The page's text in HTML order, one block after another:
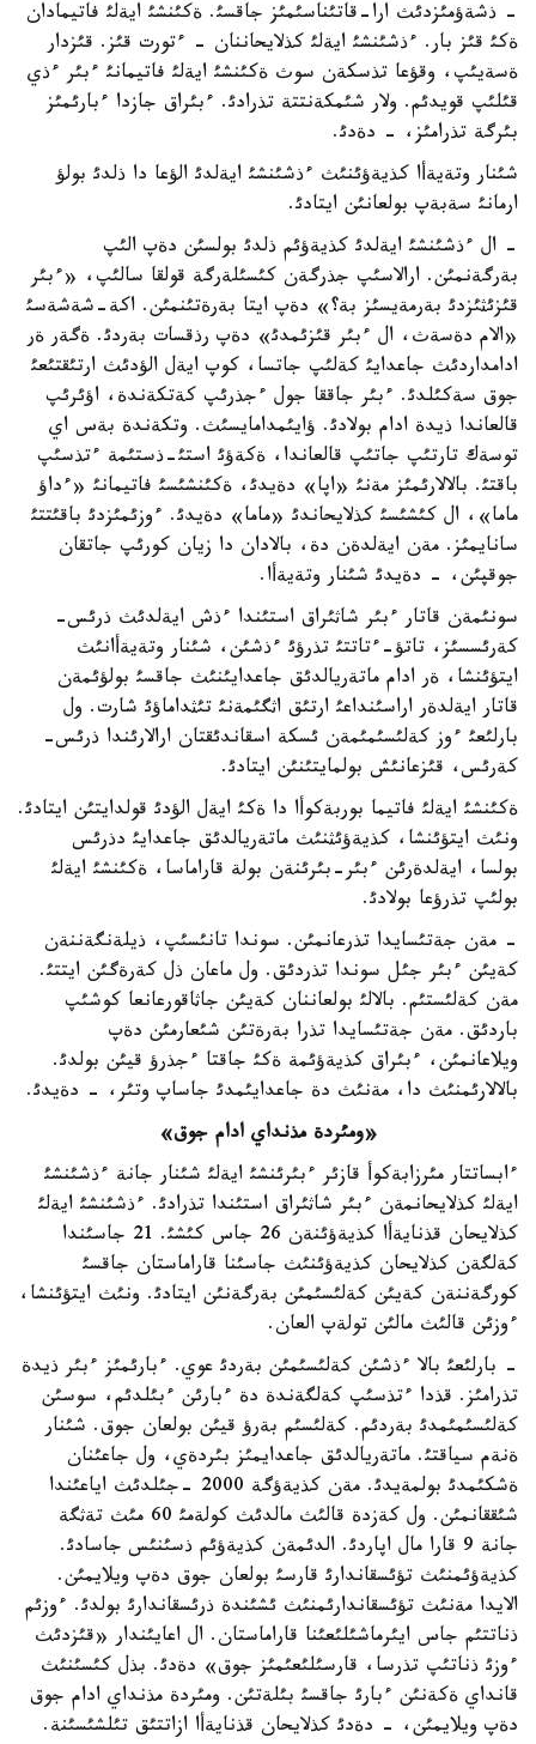
- ذشةؤمئزدئث ارا-قاتئناسئمئز جاقسئ. ةكئنشئ ايةلئ فاتيمادان
ةكئ قئز بار. ءذشئنشئ ايةلئ كذلايحاننان - ءتورت قئز. قئزدار
ةسةيئپ، وقؤعا تذسكةن سوث ةكئنشئ ايةلئ فاتيمانئ ءبئر ءذي
قئلئپ قويدئم. ولار شئمكةنتتة تذرادئ. ءبئراق جازدا ءبارئمئز
بئرگة تذرامئز، - دةدئ.
شئنار وتةيةأا كذيةؤئنئث ءذشئنشئ ايةلدئ الؤعا دا ذلدئ بولؤ
ارمانئ سةبةپ بولعانئن ايتادئ.
- ال ءذشئنشئ ايةلدئ كذيةؤئم ذلدئ بولسئن دةپ الئپ
بةرگةنمئن. ارالاسئپ جذرگةن كئسئلةرگة قولقا سالئپ، «ءبئر
قئزئثئزدئ بةرمةيسئز بة؟» دةپ ايتا بةرةتئنمئن. اكة-شةشةسئ
«الام دةسةث، ال ءبئر قئزئمدئ» دةپ رذقسات بةردئ. ةگةر ةر
ادامداردئث جاعدايئ كةلئپ جاتسا، كوپ ايةل الؤدئث ارتئقتئعئ
جوق سةكئلدئ. ءبئر جاققا جول ءجذرئپ كةتكةندة، اؤئرئپ
قالعاندا ذيدة ادام بولادئ. ؤايئمدامايسئث. وتكةندة بةس اي
توسةك تارتئپ جاتئپ قالعاندا، ةكةؤئ استئ-ذستئمة ءتذسئپ
باقتئ. بالالارئمئز مةنئ «اپا» دةيدئ، ةكئنشئسئ فاتيمانئ «ءداؤ
ماما»، ال كئشئسئ كذلايحاندئ «ماما» دةيدئ. ءوزئمئزدئ باقئتتئ
سانايمئز. مةن ايةلدةن دة، بالادان دا زيان كورئپ جاتقان
جوقپئن، - دةيدئ شئنار وتةيةأا.
سونئمةن قاتار ءبئر شاثئراق استئندا ءذش ايةلدئث ذرئس-
كةرئسسئز، تاتؤ-ءتاتتئ تذرؤئ ءذشئن، شئنار وتةيةأانئث
ايتؤئنشا، ةر ادام ماتةريالدئق جاعدايئنئث جاقسئ بولؤئمةن
قاتار ايةلدةر اراسئنداعئ ارتئق اثگئمةنئ تئثداماؤئ شارت. ول
بارلئعئ ءوز كةلئسئمئمةن ئسكة اسقاندئقتان ارالارئندا ذرئس-
كةرئس، قئزعانئش بولمايتئنئن ايتادئ.
ةكئنشئ ايةلئ فاتيما بوربةكوأا دا ةكئ ايةل الؤدئ قولدايتئن ايتادئ.
ونئث ايتؤئنشا، كذيةؤئثنئث ماتةريالدئق جاعدايئ دذرئس
بولسا، ايةلدةرئن ءبئر-بئرئنةن بولة قاراماسا، ةكئنشئ ايةلئ
بولئپ تذرؤعا بولادئ.
- مةن جةتئسايدا تذرعانمئن. سوندا تانئسئپ، ذيلةنگةننةن
كةيئن ءبئر جئل سوندا تذردئق. ول ماعان ذل كةرةگئن ايتتئ.
مةن كةلئستئم. بالالئ بولعاننان كةيئن جاثاقورعانعا كوشئپ
باردئق. مةن جةتئسايدا تذرا بةرةتئن شئعارمئن دةپ
ويلاعانمئن، ءبئراق كذيةؤئمة ةكئ جاقتا ءجذرؤ قيئن بولدئ.
بالالارئمنئث دا، مةنئث دة جاعدايئمدئ جاساپ وتئر، - دةيدئ.
«ومئردة مذنداي ادام جوق»
ءابساتتار مئرزابةكوأ قازئر ءبئرئنشئ ايةلئ شئنار جانة ءذشئنشئ
ايةلئ كذلايحانمةن ءبئر شاثئراق استئندا تذرادئ. ءذشئنشئ ايةلئ
كذلايحان قذنايةأا كذيةؤئنةن 26 جاس كئشئ. 21 جاسئندا
كةلگةن كذلايحان كذيةؤئنئث جاسئنا قاراماستان جاقسئ
كورگةننةن كةيئن كةلئسئمئن بةرگةنئن ايتادئ. ونئث ايتؤئنشا،
ءوزئن قالئث مالئن تولةپ العان.
- بارلئعئ بالا ءذشئن كةلئسئمئن بةردئ عوي. ءبارئمئز ءبئر ذيدة
تذرامئز. قذدا ءتذسئپ كةلگةندة دة ءبارئن ءبئلدئم، سوسئن
كةلئسئمئمدئ بةردئم. كةلئسئم بةرؤ قيئن بولعان جوق. شئنار
ةنةم سياقتئ. ماتةريالدئق جاعدايمئز بئردةي، ول جاعئنان
ةشكئمدئ بولمةيدئ. مةن كذيةؤگة 2000 -جئلدئث اياعئندا
شئققانمئن. ول كةزدة قالئث مالدئث كولةمئ 60 مئث تةثگة
جانة 9 قارا مال اپاردئ. الدئمةن كذيةؤئم ذسئنئس جاسادئ.
كذيةؤئمنئث تؤئسقاندارئ قارسئ بولعان جوق دةپ ويلايمئن.
الايدا مةنئث تؤئسقاندارئمنئث ئشئندة ذرئسقاندارئ بولدئ. ءوزئم
ذناتتئم جاس ايئرماشئلئعئنا قاراماستان. ال اعايئندار «قئزدئث
ءوزئ ذناتئپ تذرسا، قارسئلئعئمئز جوق» دةدئ. بذل كئسئنئث
قانداي ةكةنئن ءبارئ جاقسئ بئلةتئن. ومئردة مذنداي ادام جوق
دةپ ويلايمئن، - دةدئ كذلايحان قذنايةأا ازاتتئق تئلشئسئنة.